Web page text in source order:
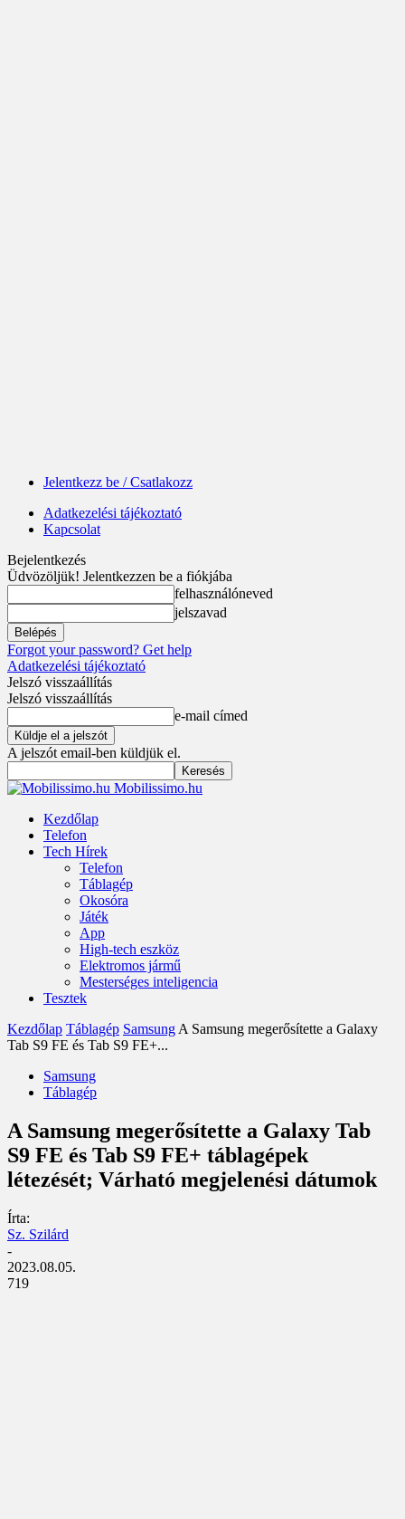
Jelentkezz be / Csatlakozz
Adatkezelési tájékoztató
Kapcsolat
Bejelentkezés
Üdvözöljük! Jelentkezzen be a fiókjába
felhasználóneved
jelszavad
Forgot your password? Get help
Adatkezelési tájékoztató
Jelszó visszaállítás
Jelszó visszaállítás
e-mail címed
A jelszót email-ben küldjük el.
Mobilissimo.hu
Kezdőlap
Telefon
Tech Hírek
Telefon
Táblagép
Okosóra
Játék
App
High-tech eszköz
Elektromos jármű
Mesterséges inteligencia
Tesztek
Kezdőlap Táblagép Samsung A Samsung megerősítette a Galaxy
Tab S9 FE és Tab S9 FE+...
Samsung
Táblagép
A Samsung megerősítette a Galaxy Tab
S9 FE és Tab S9 FE+ táblagépek
létezését; Várható megjelenési dátumok
Írta:
Sz. Szilárd
-
2023.08.05.
719